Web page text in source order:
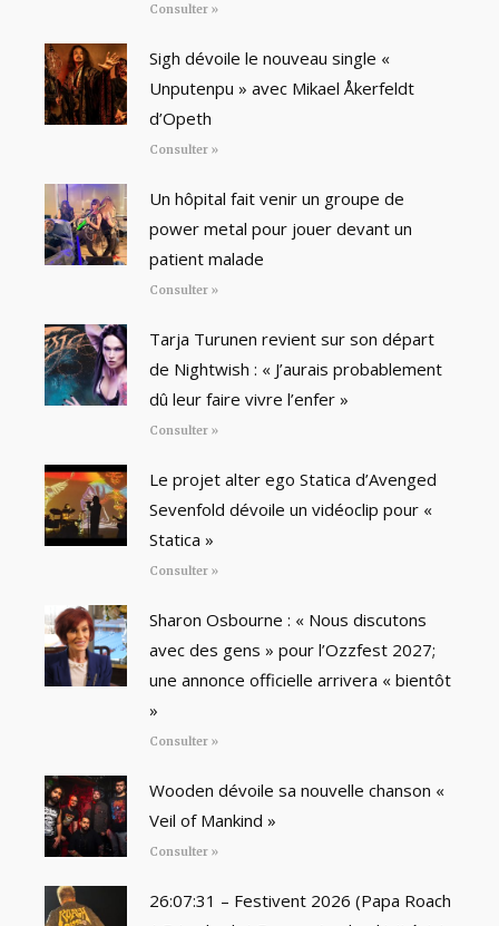
Consulter »
Sigh dévoile le nouveau single «
Unputenpu » avec Mikael Åkerfeldt
d’Opeth
Consulter »
Un hôpital fait venir un groupe de
power metal pour jouer devant un
patient malade
Consulter »
Tarja Turunen revient sur son départ
de Nightwish : « J’aurais probablement
dû leur faire vivre l’enfer »
Consulter »
Le projet alter ego Statica d’Avenged
Sevenfold dévoile un vidéoclip pour «
Statica »
Consulter »
Sharon Osbourne : « Nous discutons
avec des gens » pour l’Ozzfest 2027;
une annonce officielle arrivera « bientôt
»
Consulter »
Wooden dévoile sa nouvelle chanson «
Veil of Mankind »
Consulter »
26:07:31 – Festivent 2026 (Papa Roach